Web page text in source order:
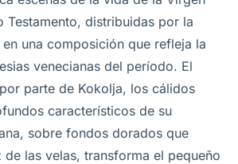
Testamento, distribuidas por la
una composición que refleja la
venecianas del período. El
parte de Kokolja, los cálidos
característicos de su
sobre fondos dorados que
de las velas, transforma el pequeño